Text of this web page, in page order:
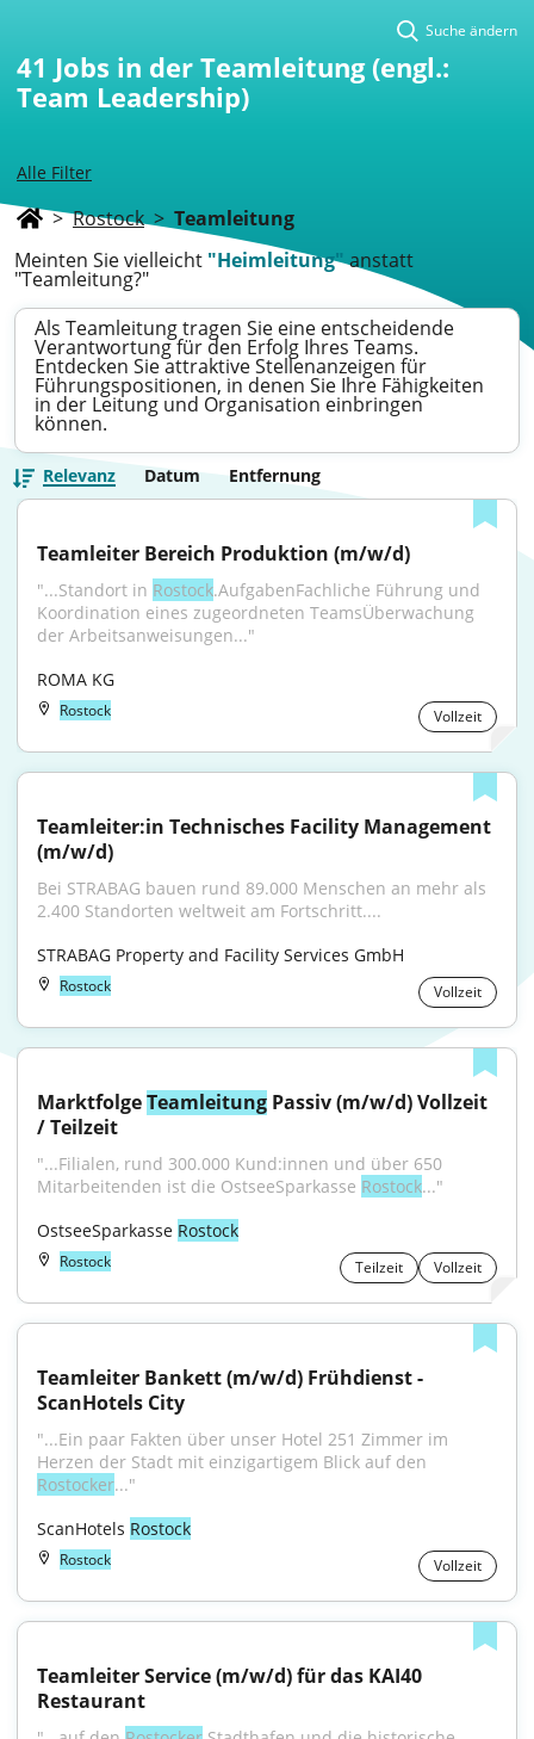
Alle Filter
Suche ändern
41 Jobs in der Teamleitung (engl.:
Team Leadership)
> Rostock > Teamleitung
Meinten Sie vielleicht "Heimleitung"anstatt
"Teamleitung?"
Als Teamleitung tragen Sie eine entscheidende
Verantwortung für den Erfolg Ihres Teams.
Entdecken Sie attraktive Stellenanzeigen für
Führungspositionen, in denen Sie Ihre Fähigkeiten
in der Leitung und Organisation einbringen
können.
Relevanz Datum Entfernung
Teamleiter Bereich Produktion (m/w/d)
"...Standort in Rostock.AufgabenFachliche Führung und
Koordination eines zugeordneten TeamsÜberwachung
der Arbeitsanweisungen..."
ROMA KG
Rostock Vollzeit
Teamleiter:in Technisches Facility Management
(m/w/d)
Bei STRABAG bauen rund 89.000 Menschen an mehr als
2.400 Standorten weltweit am Fortschritt....
STRABAG Property and Facility Services GmbH
Rostock Vollzeit
Marktfolge Teamleitung Passiv (m/w/d) Vollzeit
/ Teilzeit
"...Filialen, rund 300.000 Kund:innen und über 650
Mitarbeitenden ist die OstseeSparkasse Rostock..."
OstseeSparkasse Rostock
Rostock Teilzeit Vollzeit
Teamleiter Bankett (m/w/d) Frühdienst -
ScanHotels City
"...Ein paar Fakten über unser Hotel 251 Zimmer im
Rostocker..."
ScanHotels Rostock
Rostock Vollzeit
Teamleiter Service (m/w/d) für das KAI40
Restaurant